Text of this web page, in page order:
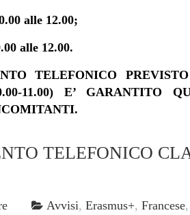
alle 12.00;
alle 12.00.
TELEFONICO
11.00) E’ GARANTITO
TELEFONICO
Avvisi, Erasmus+, Francese,